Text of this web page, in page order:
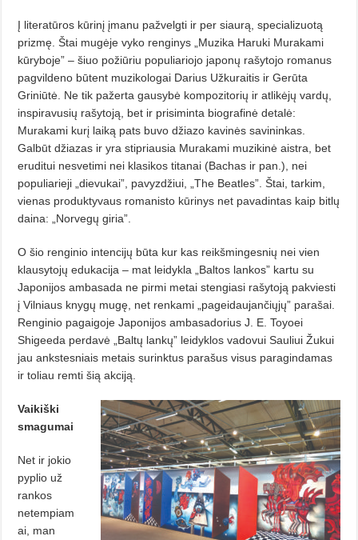
Į literatūros kūrinį įmanu pažvelgti ir per siaurą, specializuotą
prizmę. Štai mugėje vyko renginys „Muzika Haruki Murakami
kūryboje” – šiuo požiūriu populiariojo japonų rašytojo romanus
pagvildeno būtent muzikologai Darius Užkuraitis ir Gerūta
Griniūtė. Ne tik pažerta gausybė kompozitorių ir atlikėjų vardų,
inspiravusių rašytoją, bet ir prisiminta biografinė detalė:
Murakami kurį laiką pats buvo džiazo kavinės savininkas.
Galbūt džiazas ir yra stipriausia Murakami muzikinė aistra, bet
eruditui nesvetimi nei klasikos titanai (Bachas ir pan.), nei
populiarieji „dievukai”, pavyzdžiui, „The Beatles”. Štai, tarkim,
vienas produktyvaus romanisto kūrinys net pavadintas kaip bitlų
daina: „Norvegų giria”.
O šio renginio intencijų būta kur kas reikšmingesnių nei vien
klausytojų edukacija – mat leidykla „Baltos lankos” kartu su
Japonijos ambasada ne pirmi metai stengiasi rašytoją pakviesti
į Vilniaus knygų mugę, net renkami „pageidaujančiųjų” parašai.
Renginio pagaigoje Japonijos ambasadorius J. E. Toyoei
Shigeeda perdavė „Baltų lankų” leidyklos vadovui Sauliui Žukui
jau ankstesniais metais surinktus parašus visus paragindamas
ir toliau remti šią akciją.
Vaikiški
smagumai
Net ir jokio
pyplio už
rankos
netempiam
ai, man